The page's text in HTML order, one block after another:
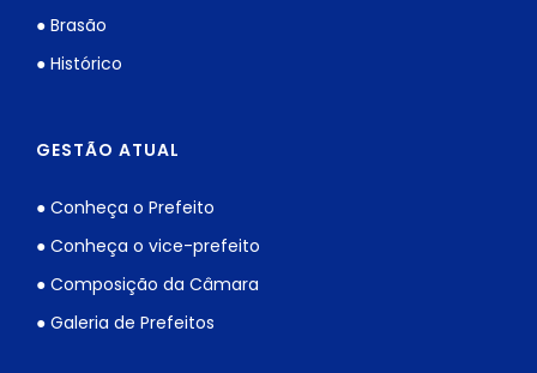
● Brasão
● Histórico
GESTÃO ATUAL
● Conheça o Prefeito
● Conheça o vice-prefeito
● Composição da Câmara
● Galeria de Prefeitos